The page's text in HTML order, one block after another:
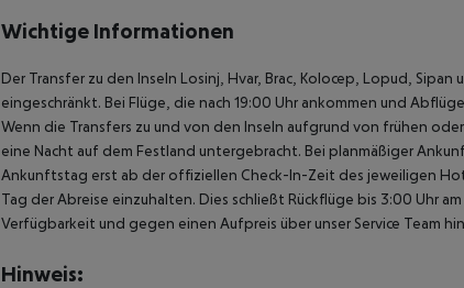
Wichtige Informationen
Der Transfer zu den Inseln Losinj, Hvar, Brac, Kolocep, Lopud,
eingeschränkt. Bei Flüge, die nach 19:00 Uhr ankommen und
Wenn die Transfers zu und von den Inseln aufgrund von frühen
eine Nacht auf dem Festland untergebracht. Bei planmäßiger
Ankunftstag erst ab der offiziellen Check-In-Zeit des jeweiligen
Tag der Abreise einzuhalten. Dies schließt Rückflüge bis 3:00 Uhr
Verfügbarkeit und gegen einen Aufpreis über unser Service Team
Hinweis: